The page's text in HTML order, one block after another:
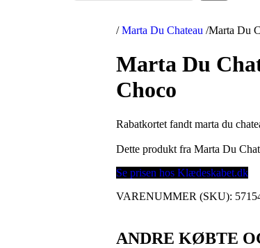
/ Marta Du Chateau /Marta Du
Marta Du
Choco
Rabatkortet fandt marta du
Dette produkt fra Marta Du
Se prisen hos Klædeskabet.dk
VARENUMMER (SKU):
ANDRE KØBTE